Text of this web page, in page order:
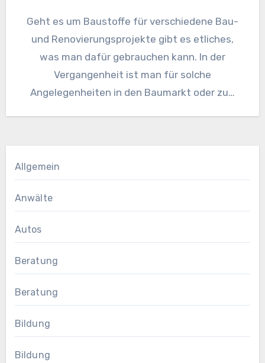
Geht es um Baustoffe für verschiedene Bau-
und Renovierungsprojekte gibt es etliches,
was man dafür gebrauchen kann. In der
Vergangenheit ist man für solche
Angelegenheiten in den Baumarkt oder zu…
Allgemein
Anwälte
Autos
Beratung
Beratung
Bildung
Bildung